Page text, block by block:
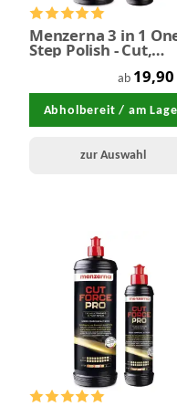
Menzerna 3 in 1
Step Polish - Cut,
Gloss, Wax
ab
Abholbereit / am
zur Auswahl